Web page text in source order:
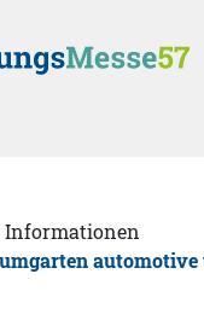
Informationen
automotive